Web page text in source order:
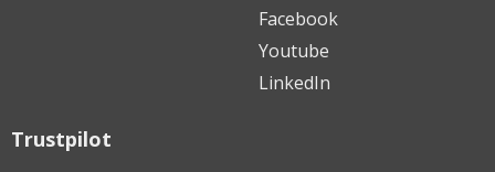
Facebook
Youtube
LinkedIn
Trustpilot